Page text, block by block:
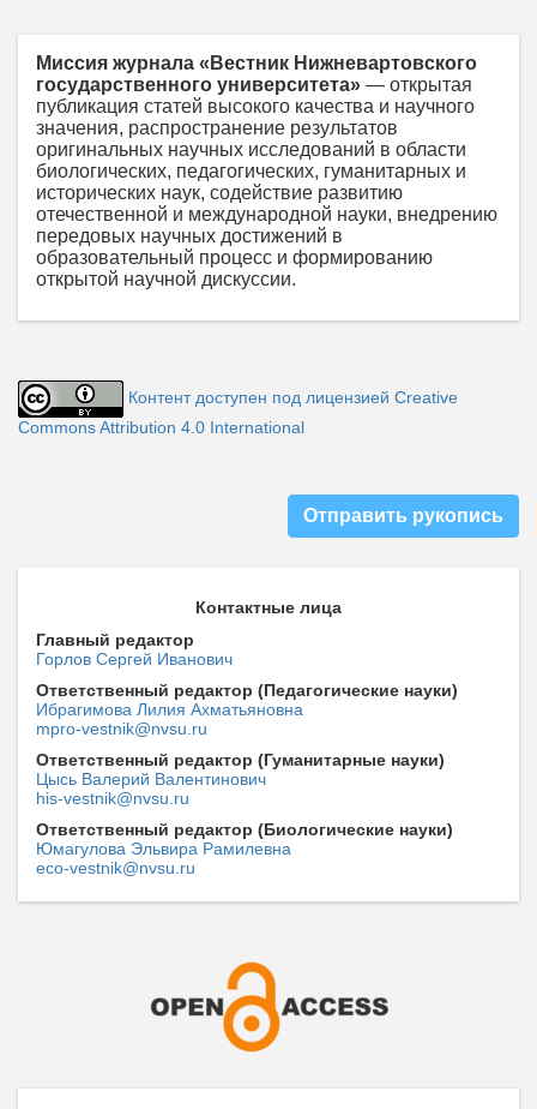
Миссия журнала «Вестник Нижневартовского
государственного университета» — открытая
публикация статей высокого качества и научного
значения, распространение результатов
оригинальных научных исследований в области
биологических, педагогических, гуманитарных и
исторических наук, содействие развитию
отечественной и международной науки, внедрению
передовых научных достижений в
образовательный процесс и формированию
открытой научной дискуссии.
Контент доступен под лицензией Creative
Commons Attribution 4.0 International
Отправить рукопись
Контактные лица
Главный редактор
Горлов Сергей Иванович
Ответственный редактор (Педагогические науки)
Ибрагимова Лилия Ахматьяновна
mpro-vestnik@nvsu.ru
Ответственный редактор (Гуманитарные науки)
Цысь Валерий Валентинович
his-vestnik@nvsu.ru
Ответственный редактор (Биологические науки)
Юмагулова Эльвира Рамилевна
eco-vestnik@nvsu.ru